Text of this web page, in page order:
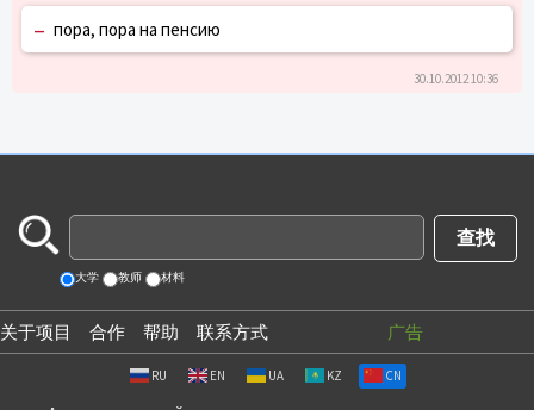
– пора, пора на пенсию
30.10.2012 10:36
大学 教师 材料
关于项目 合作 帮助 联系方式 广告
RU EN UA KZ CN